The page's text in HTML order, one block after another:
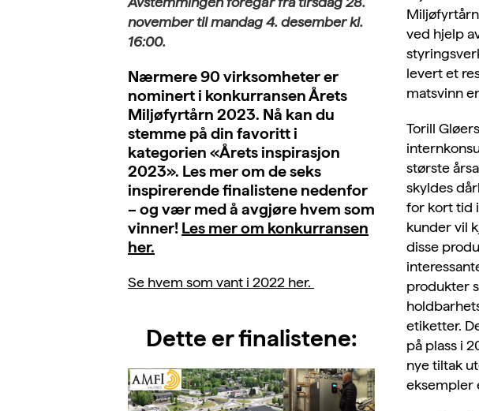
november til mandag 4. desember kl.
16:00.
Nærmere 90 virksomheter er
nominert i konkurransen Årets
Miljøfyrtårn 2023. Nå kan du
stemme på din favoritt i
kategorien «Årets inspirasjon
2023». Les mer om de seks
inspirerende finalistene nedenfor
– og vær med å avgjøre hvem som
vinner! Les mer om konkurransen
her.
Se hvem som vant i 2022 her.
Dette er finalistene:
ved hjelp
levert et
matsvinn
Torill
største
skyldes
for kort tid
kunder vil
disse
produkter
etiketter.
på plass i
nye tiltak
eksempler